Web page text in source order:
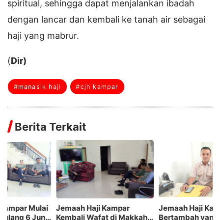
spiritual, sehingga dapat menjalankan ibadah
dengan lancar dan kembali ke tanah air sebagai
haji yang mabrur.
(Dir)
#manasik haji #cjh kampar
Berita Terkait
Jemaah Haji Kampar
Kembali Wafat di Makkah,
Jemaah Haji Kampar
Bertambah yang Wafat, Hj